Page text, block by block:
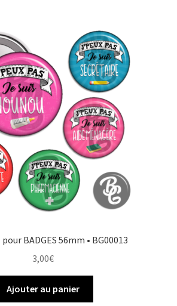
BADGES 56mm • BG00013
3,00€
Ajouter au panier